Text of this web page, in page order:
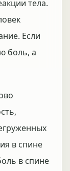
тела.
Если
боль, а
в спине
в спине